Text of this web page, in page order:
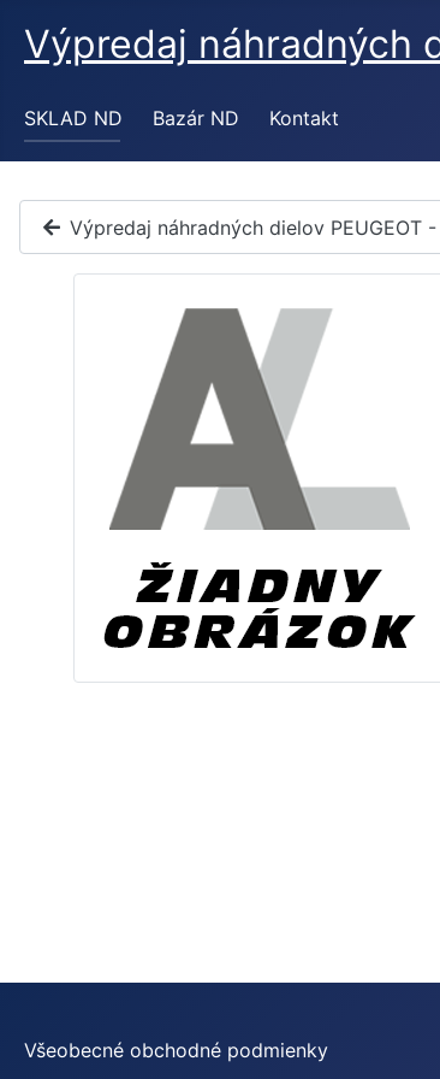
Výpredaj náhradných
SKLAD ND Bazár ND Kontakt
Výpredaj náhradných dielov PEUGEOT -
Všeobecné obchodné podmienky